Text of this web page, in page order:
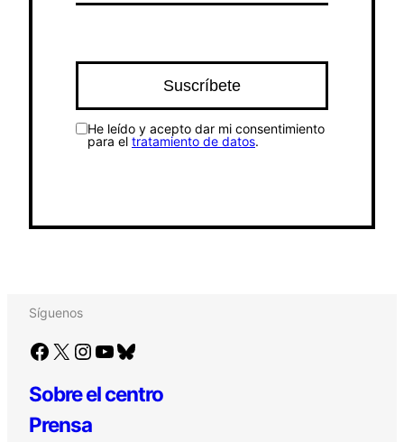
He leído y acepto dar mi consentimiento
para el tratamiento de datos.
Síguenos
Facebook X Instagram YouTube Bluesky
Sobre el centro
Prensa